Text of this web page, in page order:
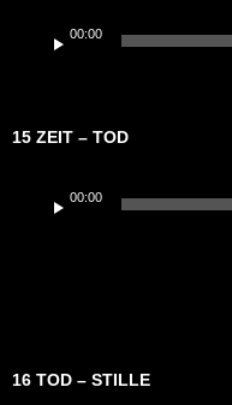
Player
00:00
15 ZEIT – TOD
Player
00:00
16 TOD – STILLE